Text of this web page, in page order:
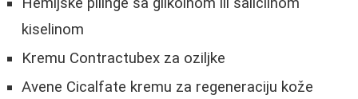
Hemijske pilinge sa glikolnom ili salicilnom
kiselinom
Kremu Contractubex za oziljke
Avene Cicalfate kremu za regeneraciju kože